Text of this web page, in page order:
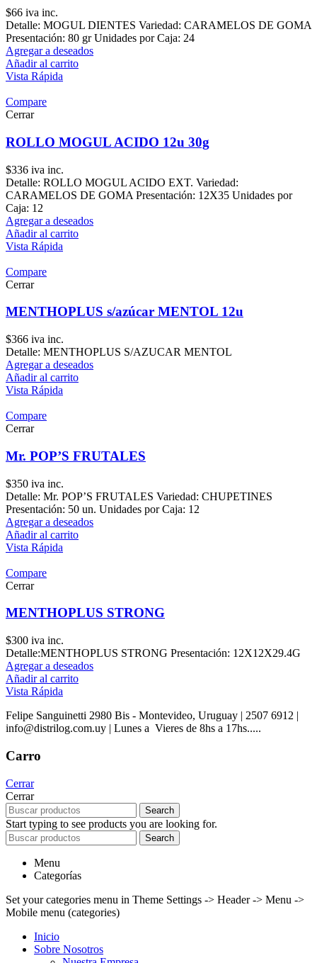
$66 iva inc.
Detalle: MOGUL DIENTES Variedad: CARAMELOS DE GOMA
Presentación: 80 gr Unidades por Caja: 24
Agregar a deseados
Añadir al carrito
Vista Rápida
Compare
Cerrar
ROLLO MOGUL ACIDO 12u 30g
$336 iva inc.
Detalle: ROLLO MOGUL ACIDO EXT. Variedad:
CARAMELOS DE GOMA Presentación: 12X35 Unidades por
Caja: 12
Agregar a deseados
Añadir al carrito
Vista Rápida
Compare
Cerrar
MENTHOPLUS s/azúcar MENTOL 12u
$366 iva inc.
Detalle: MENTHOPLUS S/AZUCAR MENTOL
Agregar a deseados
Añadir al carrito
Vista Rápida
Compare
Cerrar
Mr. POP’S FRUTALES
$350 iva inc.
Detalle: Mr. POP’S FRUTALES Variedad: CHUPETINES
Presentación: 50 un. Unidades por Caja: 12
Agregar a deseados
Añadir al carrito
Vista Rápida
Compare
Cerrar
MENTHOPLUS STRONG
$300 iva inc.
Detalle:MENTHOPLUS STRONG Presentación: 12X12X29.4G
Agregar a deseados
Añadir al carrito
Vista Rápida
Felipe Sanguinetti 2980 Bis - Montevideo, Uruguay | 2507 6912 |
info@distrilog.com.uy | Lunes a Vieres de 8hs a 17hs.....
Carro
Cerrar
Cerrar
Search
Start typing to see products you are looking for.
Search
Menu
Categorías
Set your categories menu in Theme Settings -> Header -> Menu ->
Mobile menu (categories)
Inicio
Sobre Nosotros